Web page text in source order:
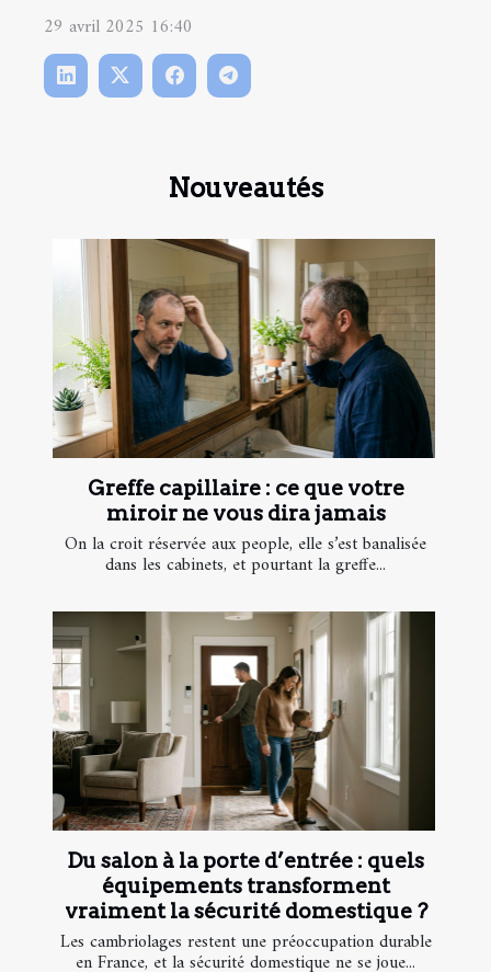
Nouveautés
Greffe capillaire : ce que votre
miroir ne vous dira jamais
On la croit réservée aux people, elle s’est banalisée
dans les cabinets, et pourtant la greffe...
Du salon à la porte d’entrée : quels
équipements transforment
vraiment la sécurité domestique ?
Les cambriolages restent une préoccupation durable
en France, et la sécurité domestique ne se joue...
29 avril 2025 16:40